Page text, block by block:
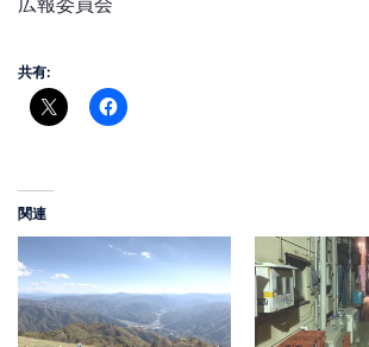
共有:
関連